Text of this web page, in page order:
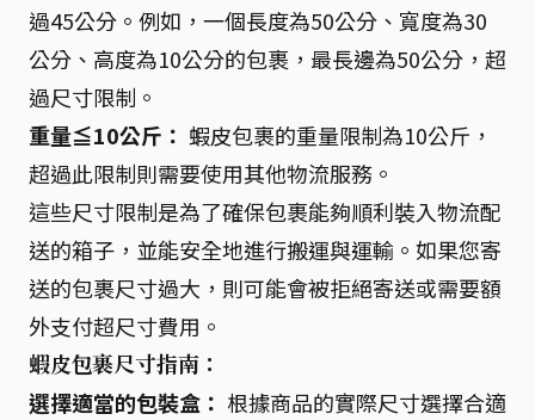
過45公分。例如，一個長度為50公分、寬度為30
公分、高度為10公分的包裹，最長邊為50公分，超
過尺寸限制。
重量≦10公斤： 蝦皮包裹的重量限制為10公斤，
超過此限制則需要使用其他物流服務。
這些尺寸限制是為了確保包裹能夠順利裝入物流配
送的箱子，並能安全地進行搬運與運輸。如果您寄
送的包裹尺寸過大，則可能會被拒絕寄送或需要額
外支付超尺寸費用。
蝦皮包裹尺寸指南：
選擇適當的包裝盒： 根據商品的實際尺寸選擇合適